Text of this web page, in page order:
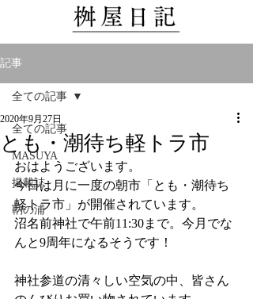
記事
全ての記事
MASUYA
掲載誌
鞆の浦
全ての記事
とも・潮待ち軽トラ市
2020年9月27日
おはようございます。
今日は月に一度の朝市「とも・潮待ち
軽トラ市」が開催されています。
沼名前神社で午前11:30まで。今月でな
んと9周年になるそうです！
神社参道の清々しい空気の中、皆さん